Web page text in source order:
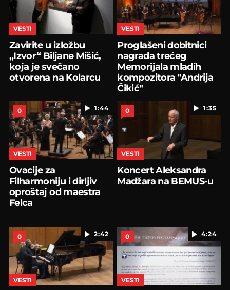
VESTI
Zavirite u izložbu
„Izvor“ Biljane Mišić,
koja je svečano
otvorena na Kolarcu
VESTI
Proglašeni dobitnici
nagrada trećeg
Memorijala mladih
kompozitora "Andrija
Čikić"
1:44
0
VESTI
Ovacije za
Filharmoniju i dirljiv
oproštaj od maestra
Felca
1:35
0
VESTI
Koncert Aleksandra
Madžara na BEMUS-u
2:42
0
VESTI
4:24
0
VESTI